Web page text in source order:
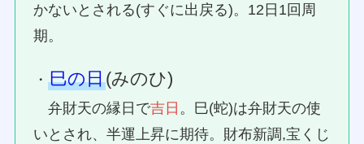
かないとされる(すぐに出戻る)。12日1回周
期。
・巳の日(みのひ)
弁財天の縁日で吉日 。巳(蛇)は弁財天の使
いとされ、半運上昇に期待。財布新調,宝くじ